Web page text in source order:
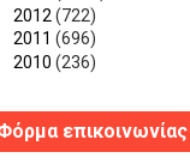
2012 (722)
2011 (696)
2010 (236)
επικοινωνίας